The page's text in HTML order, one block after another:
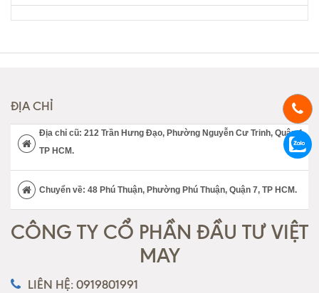
2.000.000đ - 5.000.000đ
ĐỊA CHỈ
Địa chỉ cũ: 212 Trần Hưng Đạo, Phường Nguyễn Cư Trinh, Quận 1,
TP HCM.
Chuyển về: 48 Phú Thuận, Phường Phú Thuận, Quận 7, TP HCM.
CÔNG TY CỔ PHẦN ĐẦU TƯ VIỆT
MAY
LIÊN HỆ: 0919801991